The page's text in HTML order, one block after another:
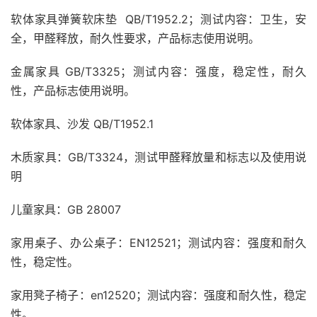
软体家具弹簧软床垫 QB/T1952.2；测试内容：卫生，安
全，甲醛释放，耐久性要求，产品标志使用说明。
金属家具 GB/T3325；测试内容：强度，稳定性，耐久
性，产品标志使用说明。
软体家具、沙发 QB/T1952.1
木质家具：GB/T3324，测试甲醛释放量和标志以及使用说
明
儿童家具：GB 28007
家用桌子、办公桌子：EN12521；测试内容：强度和耐久
性，稳定性。
家用凳子椅子：en12520；测试内容：强度和耐久性，稳定